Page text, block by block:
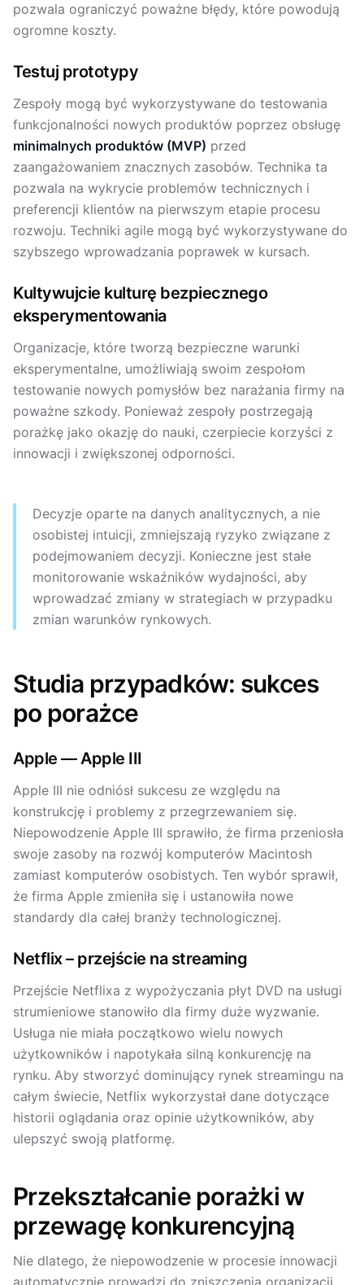
pozwala ograniczyć poważne błędy, które powodują
ogromne koszty.
Testuj prototypy
Zespoły mogą być wykorzystywane do testowania
funkcjonalności nowych produktów poprzez obsługę
minimalnych produktów (MVP) przed
zaangażowaniem znacznych zasobów. Technika ta
pozwala na wykrycie problemów technicznych i
preferencji klientów na pierwszym etapie procesu
rozwoju. Techniki agile mogą być wykorzystywane do
szybszego wprowadzania poprawek w kursach.
Kultywujcie kulturę bezpiecznego
eksperymentowania
Organizacje, które tworzą bezpieczne warunki
eksperymentalne, umożliwiają swoim zespołom
testowanie nowych pomysłów bez narażania firmy na
poważne szkody. Ponieważ zespoły postrzegają
porażkę jako okazję do nauki, czerpiecie korzyści z
innowacji i zwiększonej odporności.
Decyzje oparte na danych analitycznych, a nie
osobistej intuicji, zmniejszają ryzyko związane z
podejmowaniem decyzji. Konieczne jest stałe
monitorowanie wskaźników wydajności, aby
wprowadzać zmiany w strategiach w przypadku
zmian warunków rynkowych.
Studia przypadków: sukces
po porażce
Apple — Apple III
Apple III nie odniósł sukcesu ze względu na
konstrukcję i problemy z przegrzewaniem się.
Niepowodzenie Apple III sprawiło, że firma przeniosła
swoje zasoby na rozwój komputerów Macintosh
zamiast komputerów osobistych. Ten wybór sprawił,
że firma Apple zmieniła się i ustanowiła nowe
standardy dla całej branży technologicznej.
Netflix – przejście na streaming
Przejście Netflixa z wypożyczania płyt DVD na usługi
strumieniowe stanowiło dla firmy duże wyzwanie.
Usługa nie miała początkowo wielu nowych
użytkowników i napotykała silną konkurencję na
rynku. Aby stworzyć dominujący rynek streamingu na
całym świecie, Netflix wykorzystał dane dotyczące
historii oglądania oraz opinie użytkowników, aby
ulepszyć swoją platformę.
Przekształcanie porażki w
przewagę konkurencyjną
Nie dlatego, że niepowodzenie w procesie innowacji
automatycznie prowadzi do zniszczenia organizacji.